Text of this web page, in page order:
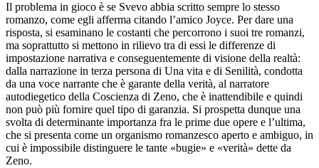
Il problema in gioco è se Svevo abbia scritto sempre lo stesso
romanzo, come egli afferma citando l’amico Joyce. Per dare una
risposta, si esaminano le costanti che percorrono i suoi tre romanzi,
ma soprattutto si mettono in rilievo tra di essi le differenze di
impostazione narrativa e conseguentemente di visione della realtà:
dalla narrazione in terza persona di Una vita e di Senilità, condotta
da una voce narrante che è garante della verità, al narratore
autodiegetico della Coscienza di Zeno, che è inattendibile e quindi
non può più fornire quel tipo di garanzia. Si prospetta dunque una
svolta di determinante importanza fra le prime due opere e l’ultima,
che si presenta come un organismo romanzesco aperto e ambiguo, in
cui è impossibile distinguere le tante «bugie» e «verità» dette da
Zeno.